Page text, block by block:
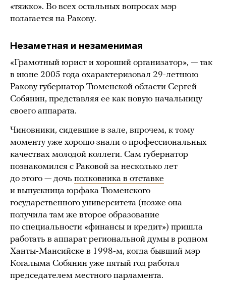
«тяжко». Во всех остальных вопросах мэр
полагается на Ракову.
Незаметная и незаменимая
«Грамотный юрист и хороший организатор», — так
в июне 2005 года охарактеризовал 29-летнюю
Ракову губернатор Тюменской области Сергей
Собянин, представляя ее как новую начальницу
своего аппарата.
Чиновники, сидевшие в зале, впрочем, к тому
моменту уже хорошо знали о профессиональных
качествах молодой коллеги. Сам губернатор
познакомился с Раковой за несколько лет
до этого — дочь полковника в отставке
и выпускница юрфака Тюменского
государственного университета (позже она
получила там же второе образование
по специальности «финансы и кредит») пришла
работать в аппарат региональной думы в родном
Ханты-Мансийске в 1998-м, когда бывший мэр
Когалыма Собянин уже пятый год работал
председателем местного парламента.